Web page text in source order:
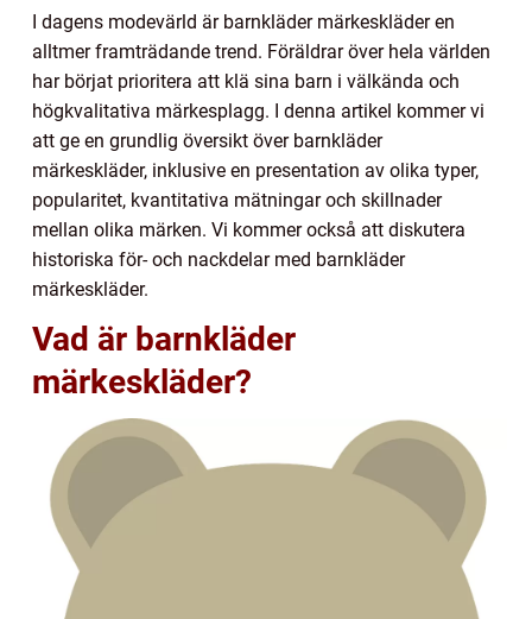
I dagens modevärld är barnkläder märkeskläder en
alltmer framträdande trend. Föräldrar över hela världen
har börjat prioritera att klä sina barn i välkända och
högkvalitativa märkesplagg. I denna artikel kommer vi
att ge en grundlig översikt över barnkläder
märkeskläder, inklusive en presentation av olika typer,
popularitet, kvantitativa mätningar och skillnader
mellan olika märken. Vi kommer också att diskutera
historiska för- och nackdelar med barnkläder
märkeskläder.
Vad är barnkläder
märkeskläder?